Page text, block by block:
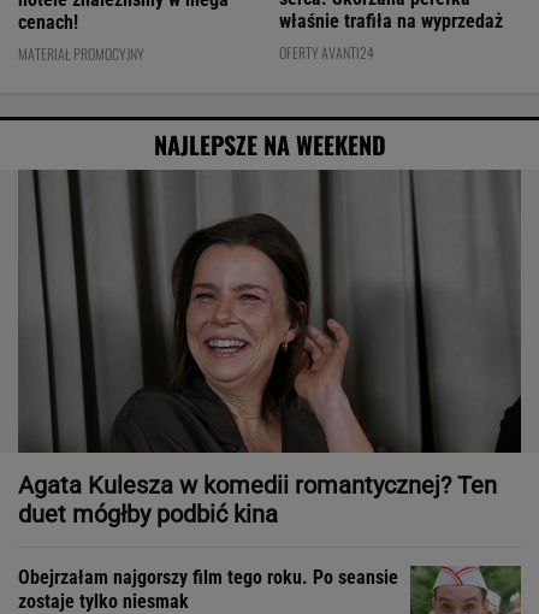
cenach!
MATERIAŁ PROMOCYJNY
właśnie trafiła na wyprzedaż
OFERTY AVANTI24
NAJLEPSZE NA WEEKEND
Agata Kulesza w komedii romantycznej? Ten
duet mógłby podbić kina
Obejrzałam najgorszy film tego roku. Po seansie
zostaje tylko niesmak